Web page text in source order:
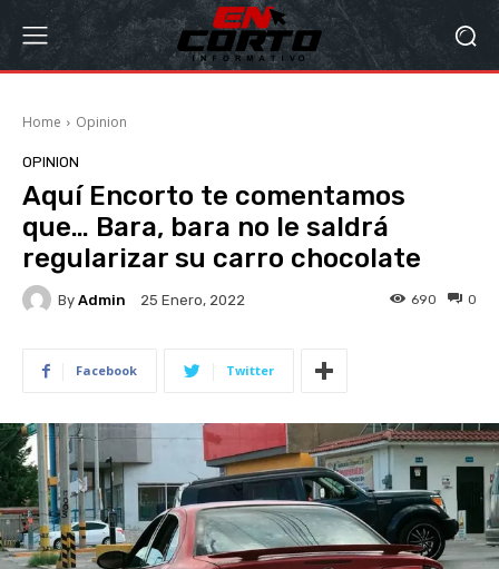
Home Opinion
OPINION
Aquí Encorto te comentamos
que… Bara, bara no le saldrá
regularizar su carro chocolate
By Admin 25 Enero, 2022 0
690
Facebook Twitter